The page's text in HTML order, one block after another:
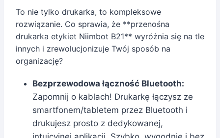
To nie tylko drukarka, to kompleksowe
rozwiązanie. Co sprawia, że **przenośna
drukarka etykiet Niimbot B21** wyróżnia się na tle
innych i zrewolucjonizuje Twój sposób na
organizację?
Bezprzewodowa łączność Bluetooth:
Zapomnij o kablach! Drukarkę łączysz ze
smartfonem/tabletem przez Bluetooth i
drukujesz prosto z dedykowanej,